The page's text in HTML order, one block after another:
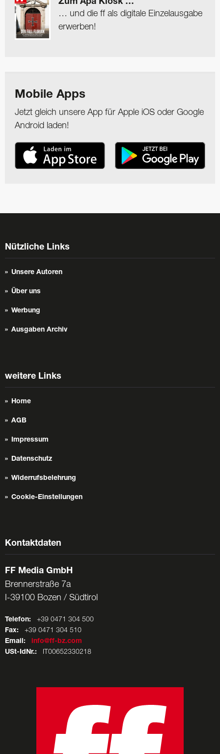
Zum Apa Kiosk …
… und die ff als digitale Einzelausgabe
erwerben!
Mobile Apps
Jetzt gleich unsere App für Apple iOS oder Google
Android laden!
Nützliche Links
Unsere Autoren
Über uns
Werbung
Ausgaben Archiv
weitere Links
Home
AGB
Impressum
Datenschutz
Widerrufsbelehrung
Cookie-Einstellungen
Kontaktdaten
FF Media GmbH
Brennerstraße 7a
I-39100 Bozen / Südtirol
Telefon: +39 0471 304 500
Fax: +39 0471 304 510
Email:
info@ff-bz.com
USt-IdNr.: IT00652330218